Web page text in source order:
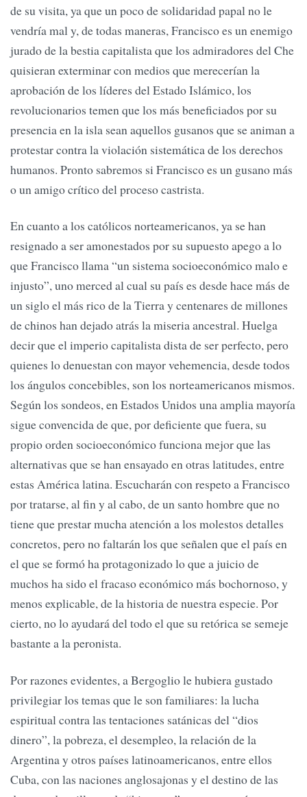
de su visita, ya que un poco de solidaridad papal no le
vendría mal y, de todas maneras, Francisco es un enemigo
jurado de la bestia capitalista que los admiradores del Che
quisieran exterminar con medios que merecerían la
aprobación de los líderes del Estado Islámico, los
revolucionarios temen que los más beneficiados por su
presencia en la isla sean aquellos gusanos que se animan a
protestar contra la violación sistemática de los derechos
humanos. Pronto sabremos si Francisco es un gusano más
o un amigo crítico del proceso castrista.
En cuanto a los católicos norteamericanos, ya se han
resignado a ser amonestados por su supuesto apego a lo
que Francisco llama “un sistema socioeconómico malo e
injusto”, uno merced al cual su país es desde hace más de
un siglo el más rico de la Tierra y centenares de millones
de chinos han dejado atrás la miseria ancestral. Huelga
decir que el imperio capitalista dista de ser perfecto, pero
quienes lo denuestan con mayor vehemencia, desde todos
los ángulos concebibles, son los norteamericanos mismos.
Según los sondeos, en Estados Unidos una amplia mayoría
sigue convencida de que, por deficiente que fuera, su
propio orden socioeconómico funciona mejor que las
alternativas que se han ensayado en otras latitudes, entre
estas América latina. Escucharán con respeto a Francisco
por tratarse, al fin y al cabo, de un santo hombre que no
tiene que prestar mucha atención a los molestos detalles
concretos, pero no faltarán los que señalen que el país en
el que se formó ha protagonizado lo que a juicio de
muchos ha sido el fracaso económico más bochornoso, y
menos explicable, de la historia de nuestra especie. Por
cierto, no lo ayudará del todo el que su retórica se semeje
bastante a la peronista.
Por razones evidentes, a Bergoglio le hubiera gustado
privilegiar los temas que le son familiares: la lucha
espiritual contra las tentaciones satánicas del “dios
dinero”, la pobreza, el desempleo, la relación de la
Argentina y otros países latinoamericanos, entre ellos
Cuba, con las naciones anglosajonas y el destino de las